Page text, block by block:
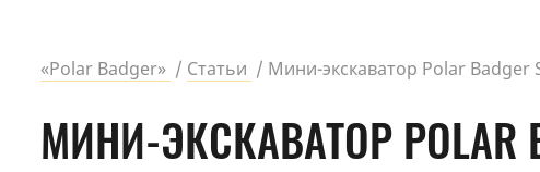
«Polar Badger» Статьи Мини-экскаватор Polar
МИНИ-ЭКСКАВАТОР POLAR